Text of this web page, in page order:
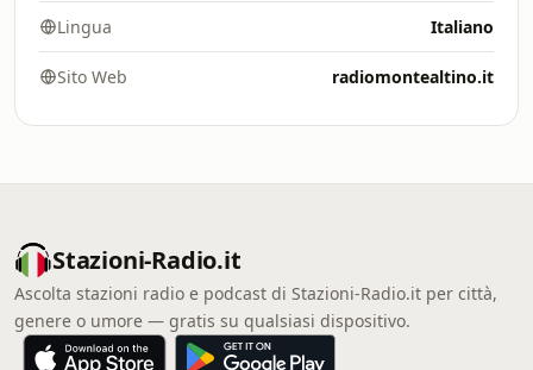
Lingua Italiano
Sito Web radiomontealtino.it
Stazioni-Radio.it
Ascolta stazioni radio e podcast di Stazioni-Radio.it per città,
genere o umore — gratis su qualsiasi dispositivo.